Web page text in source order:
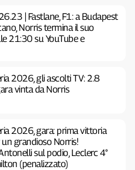
| Fastlane, F1: a Budapest
Norris termina il suo
21:30 su YouTube e
2026, gli ascolti TV: 2.8
vinta da Norris
2026, gara: prima vittoria
grandioso Norris!
sul podio, Leclerc 4°
(penalizzato)